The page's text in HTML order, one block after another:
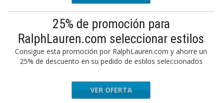
25% de promoción para
RalphLauren.com seleccionar estilos
Consigue esta promoción por RalphLauren.com y ahorre un
25% de descuento en su pedido de estilos seleccionados
VER OFERTA